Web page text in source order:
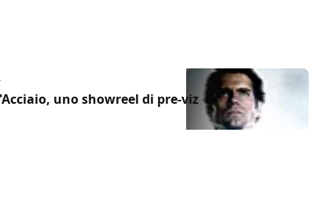
uno showreel di pre-viz